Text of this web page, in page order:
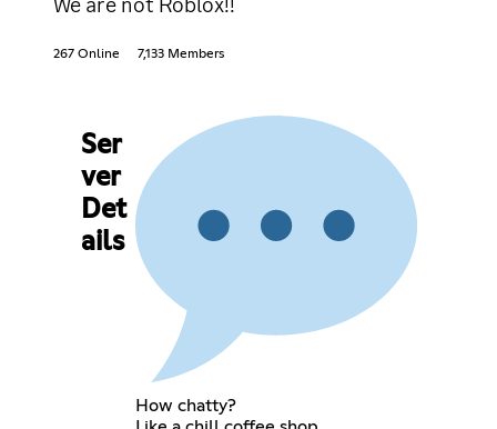
267 Online 7,133 Members
Ser
ver
Det
ails
How chatty?